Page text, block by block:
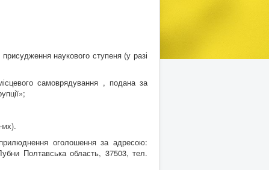
наукового ступеня (у разі
самоврядування , подана за
оголошення за адресою:
Полтавська область, 37503, тел.